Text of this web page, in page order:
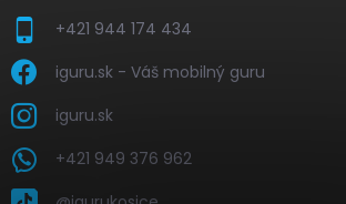
+421 944 174 434
iguru.sk - Váš mobilný guru
iguru.sk
+421 949 376 962